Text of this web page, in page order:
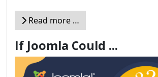
Read more …
If Joomla Could ...